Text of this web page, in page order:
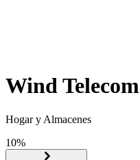
Wind Telecom
Hogar y Almacenes
10%